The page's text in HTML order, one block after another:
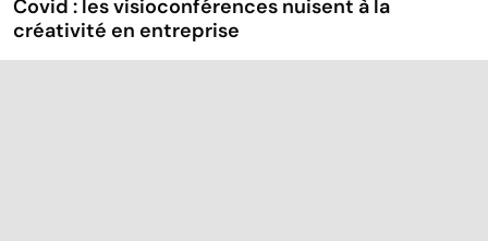
Covid : les visioconférences nuisent à la
créativité en entreprise